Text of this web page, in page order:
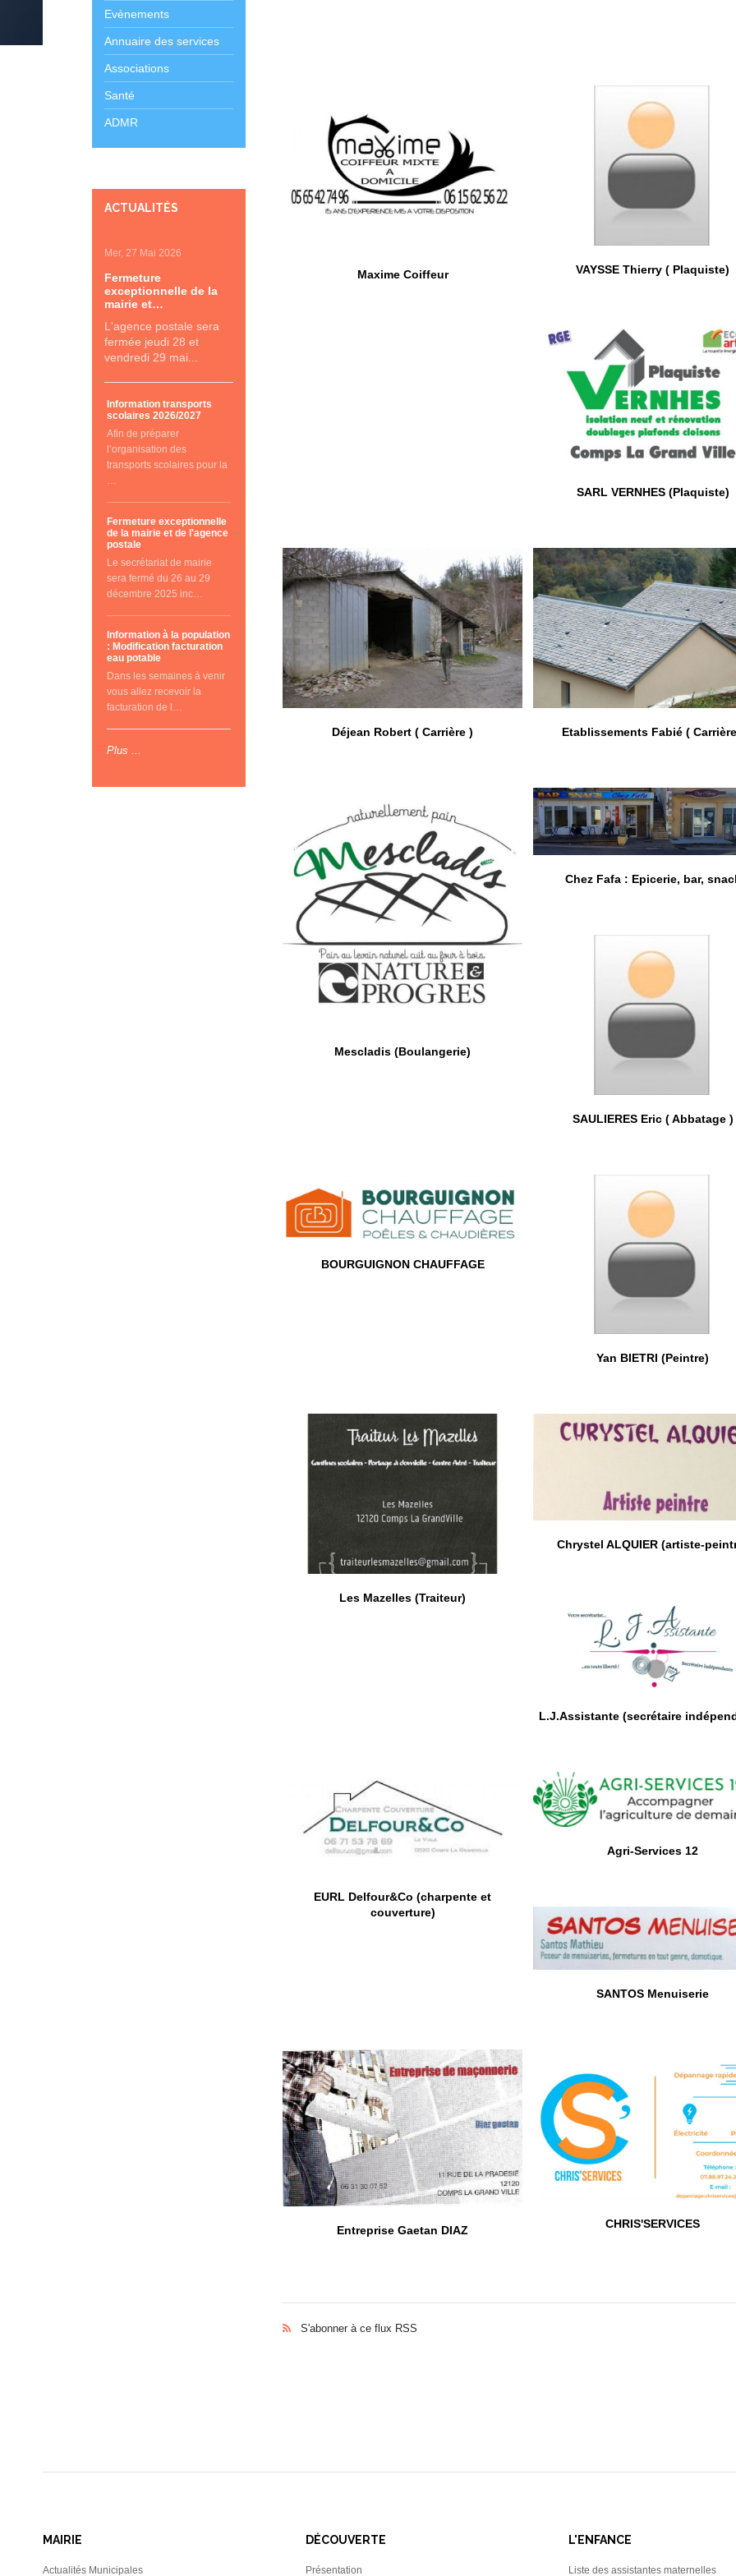
Maxime Coiffeur VAYSSE Thierry ( Plaquiste)
SARL VERNHES (Plaquiste)
Déjean Robert ( Carrière ) Etablissements Fabié (
Mescladis (Boulangerie)
Chez Fafa : Epicerie, bar,
SAULIERES Eric ( Abbatage )
BOURGUIGNON CHAUFFAGE
Yan BIETRI (Peintre)
Les Mazelles (Traiteur)
Chrystel ALQUIER (artiste-
L.J.Assistante (secrétaire
EURL Delfour&Co (charpente et
couverture)
Agri-Services 12
SANTOS Menuiserie
Entreprise Gaetan DIAZ CHRIS'SERVICES
S'abonner à ce flux RSS
Evènements
Annuaire des services
Associations
Santé
ADMR
ACTUALITÉS
Mer, 27 Mai 2026
Fermeture
exceptionnelle de la
mairie et…
L'agence postale sera
fermée jeudi 28 et
vendredi 29 mai...
Information transports
scolaires 2026/2027
Afin de préparer
l’organisation des
transports scolaires pour la
…
Fermeture exceptionnelle
de la mairie et de l'agence
postale
Le secrétariat de mairie
sera fermé du 26 au 29
décembre 2025 inc…
Information à la population
: Modification facturation
eau potable
Dans les semaines à venir
vous allez recevoir la
facturation de l…
Plus ...
MAIRIE
Actualités Municipales
DÉCOUVERTE
Présentation
L'ENFANCE
Liste des assistantes maternelles